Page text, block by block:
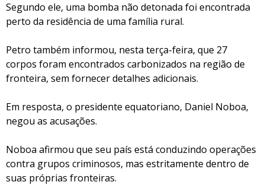
Segundo ele, uma bomba não detonada foi encontrada
perto da residência de uma família rural.
Petro também informou, nesta terça-feira, que 27
corpos foram encontrados carbonizados na região de
fronteira, sem fornecer detalhes adicionais.
Em resposta, o presidente equatoriano, Daniel Noboa,
negou as acusações.
Noboa afirmou que seu país está conduzindo operações
contra grupos criminosos, mas estritamente dentro de
suas próprias fronteiras.